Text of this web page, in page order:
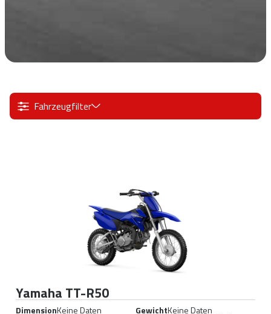
Fahrzeugfilter
Yamaha TT-R50
DimensionKeine Daten GewichtKeine Daten